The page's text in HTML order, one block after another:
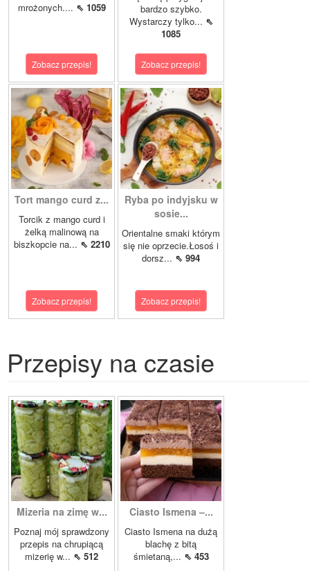
mrożonych.... ⇖ 1059
Zobacz przepis!
bardzo szybko.
Wystarczy tylko... ⇖
1085
Zobacz przepis!
Tort mango curd z...
Torcik z mango curd i
żelką malinową na
biszkopcie na... ⇖ 2210
Zobacz przepis!
Ryba po indyjsku w
sosie...
Orientalne smaki którym
się nie oprzecie.Łosoś i
dorsz... ⇖ 994
Zobacz przepis!
Przepisy na czasie
Mizeria na zimę w...
Poznaj mój sprawdzony
przepis na chrupiącą
mizerię w... ⇖ 512
Ciasto Ismena –...
Ciasto Ismena na dużą
blachę z bitą
śmietaną,... ⇖ 453